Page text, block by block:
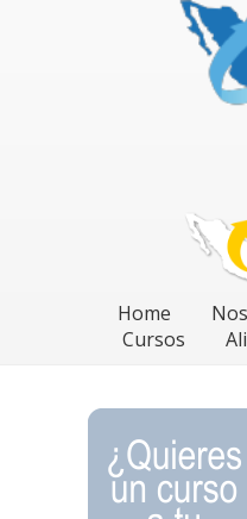
Home
Cursos